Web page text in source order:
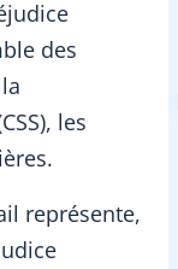
des
les
représente,